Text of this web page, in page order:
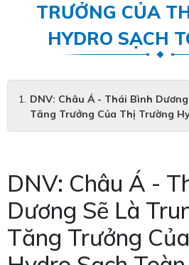
TRƯỞNG CỦA
HYDRO SẠCH
DNV: Châu Á - Thái Bình
Tăng Trưởng Của Thị Trường
DNV: Châu Á -
Dương Sẽ Là
Tăng Trưởng